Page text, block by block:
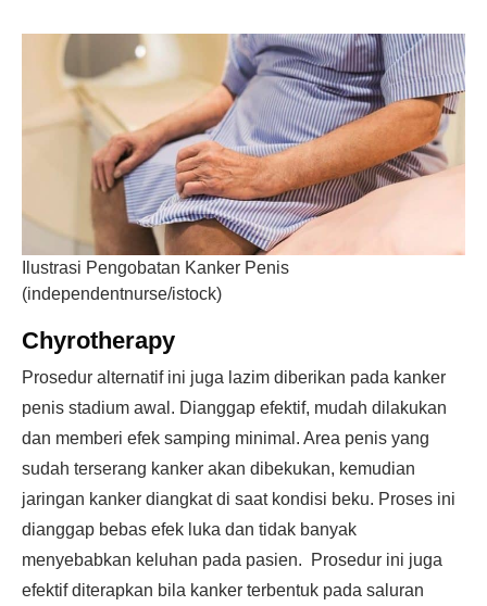
Ilustrasi Pengobatan Kanker Penis
(independentnurse/istock)
Chyrotherapy
Prosedur alternatif ini juga lazim diberikan pada kanker
penis stadium awal. Dianggap efektif, mudah dilakukan
dan memberi efek samping minimal. Area penis yang
sudah terserang kanker akan dibekukan, kemudian
jaringan kanker diangkat di saat kondisi beku. Proses ini
dianggap bebas efek luka dan tidak banyak
menyebabkan keluhan pada pasien. Prosedur ini juga
efektif diterapkan bila kanker terbentuk pada saluran